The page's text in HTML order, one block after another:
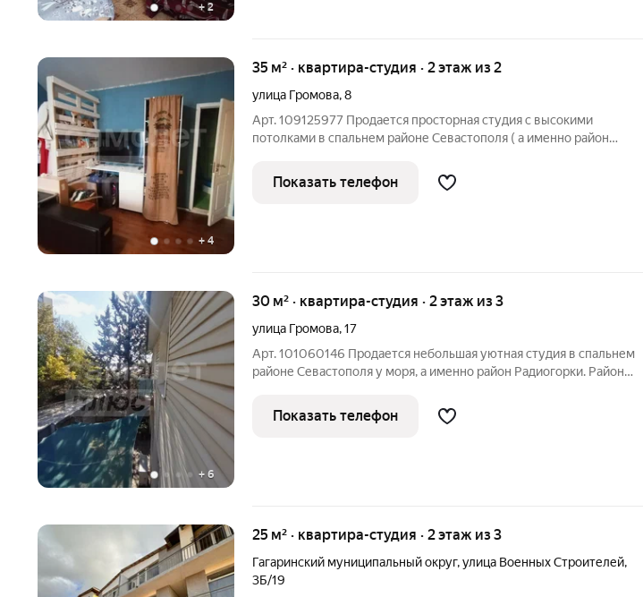
+ 2
+ 4
35 м² · квартира-студия · 2 этаж из 2
улица Громова,8
Арт. 109125977 Продается просторная студия с высокими
потолками в спальнем районе Севастополя ( а именно район
для комфортного проживания инфраструктуру - в
непосредственной близости
Показать телефон
+ 6
30 м² · квартира-студия · 2 этаж из 3
улица Громова,17
Арт. 101060146 Продается небольшая уютная студия в спальнем
районе Севастополя у моря, а именно район Радиогорки. Район
все необходимые обьекты - магазины, рынки, кафе, детские
учреждения,
Показать телефон
25 м² · квартира-студия · 2 этаж из 3
Гагаринский муниципальный округ,улица Военных Строителей,
3Б/19